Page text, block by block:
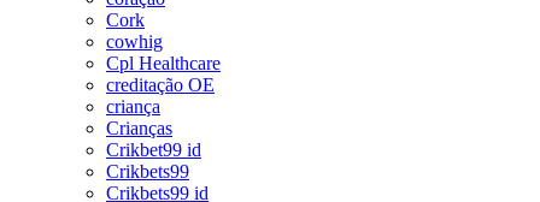
Cork
cowhig
Cpl Healthcare
creditação OE
criança
Crianças
Crikbet99 id
Crikbets99
Crikbets99 id